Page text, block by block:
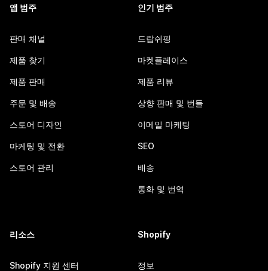
앱 범주
판매 채널
제품 찾기
제품 판매
주문 및 배송
스토어 디자인
마케팅 및 전환
스토어 관리
인기 범주
드랍쉬핑
마켓플레이스
제품 리뷰
상향 판매 및 번들
이메일 마케팅
SEO
배송
통화 및 번역
리소스
Shopify 지원 센터
Shopify
정보